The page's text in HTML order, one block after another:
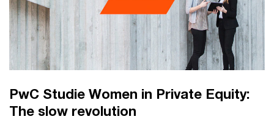
PwC Studie Women in Private Equity:
The slow revolution